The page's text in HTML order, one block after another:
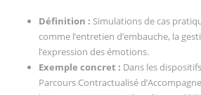
Définition : Simulations de cas
comme l’entretien d’embauche, la
l’expression des émotions.
Exemple concret : Dans les
Parcours Contractualisé